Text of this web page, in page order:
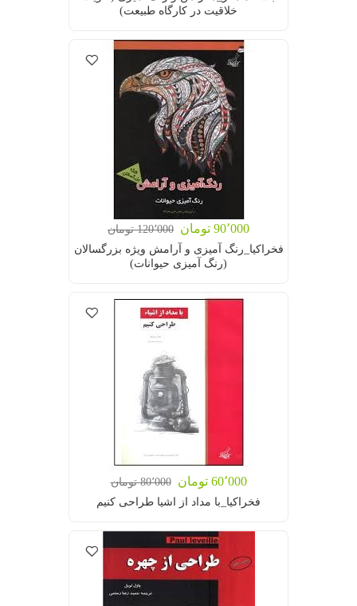
خلاقیت در کارگاه طبیعت)
120٬000 تومان
فخراکیا_رنگ آمیزی و آرامش ویژه بزرگسالان
(رنگ آمیزی حیوانات)
80٬000 تومان
فخراکیا_با مداد از اشیا طراحی کنیم